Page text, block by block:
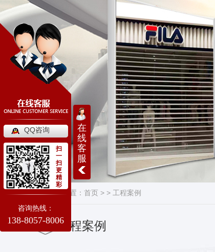
当前位置： 首页 > > 工程案例
工程案例
在
线
客
服
QQ咨询
扫
一
扫
更
精
彩
咨询热线：
138-8057-8006